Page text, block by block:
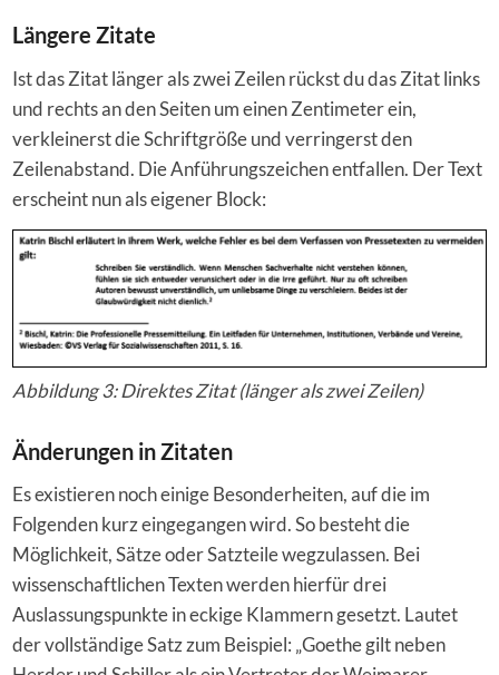
Längere Zitate
Ist das Zitat länger als zwei Zeilen rückst du das Zitat links
und rechts an den Seiten um einen Zentimeter ein,
verkleinerst die Schriftgröße und verringerst den
Zeilenabstand. Die Anführungszeichen entfallen. Der Text
erscheint nun als eigener Block:
Abbildung 3: Direktes Zitat (länger als zwei Zeilen)
Änderungen in Zitaten
Es existieren noch einige Besonderheiten, auf die im
Folgenden kurz eingegangen wird. So besteht die
Möglichkeit, Sätze oder Satzteile wegzulassen. Bei
wissenschaftlichen Texten werden hierfür drei
Auslassungspunkte in eckige Klammern gesetzt. Lautet
der vollständige Satz zum Beispiel: „Goethe gilt neben